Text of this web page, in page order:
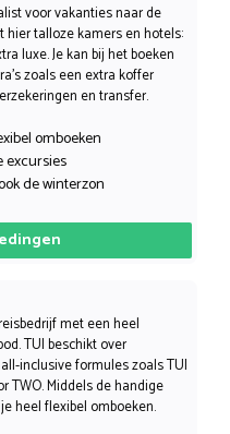
voor vakanties naar de
hier talloze kamers en hotels:
luxe. Je kan bij het boeken
zoals een extra koffer
en transfer.
omboeken
excursies
de winterzon
met een heel
TUI beschikt over
inclusive formules zoals TUI
TWO. Middels de handige
heel flexibel omboeken.